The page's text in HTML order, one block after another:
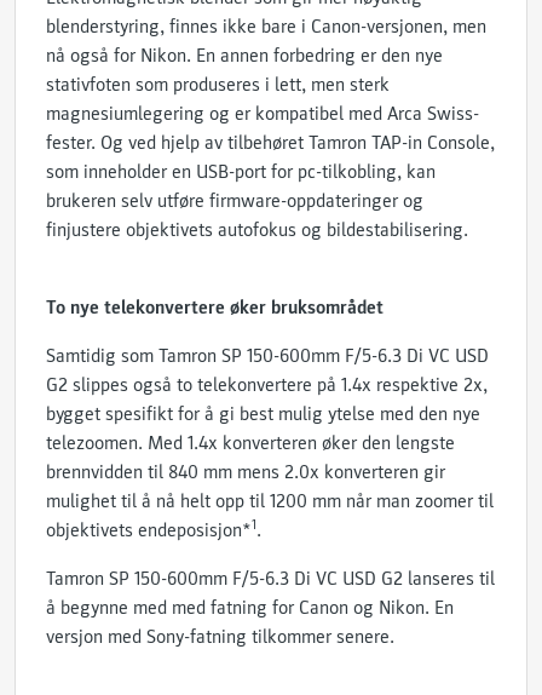
blenderstyring, finnes ikke bare i Canon-versjonen, men
nå også for Nikon. En annen forbedring er den nye
stativfoten som produseres i lett, men sterk
magnesiumlegering og er kompatibel med Arca Swiss-
fester. Og ved hjelp av tilbehøret Tamron TAP-in Console,
som inneholder en USB-port for pc-tilkobling, kan
brukeren selv utføre firmware-oppdateringer og
finjustere objektivets autofokus og bildestabilisering.
To nye telekonvertere øker bruksområdet
Samtidig som Tamron SP 150-600mm F/5-6.3 Di VC USD
G2 slippes også to telekonvertere på 1.4x respektive 2x,
bygget spesifikt for å gi best mulig ytelse med den nye
telezoomen. Med 1.4x konverteren øker den lengste
brennvidden til 840 mm mens 2.0x konverteren gir
mulighet til å nå helt opp til 1200 mm når man zoomer til
objektivets endeposisjon*1.
Tamron SP 150-600mm F/5-6.3 Di VC USD G2 lanseres til
å begynne med med fatning for Canon og Nikon. En
versjon med Sony-fatning tilkommer senere.